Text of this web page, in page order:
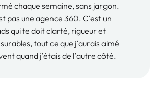
chaque semaine, sans jargon.
pas une agence 360. C’est un
qui te doit clarté, rigueur et
tout ce que j’aurais aimé
quand j’étais de l’autre côté.
en conservant un coût par conversion
ÉRIC BOUCHARD
VitrXpert La Prairie